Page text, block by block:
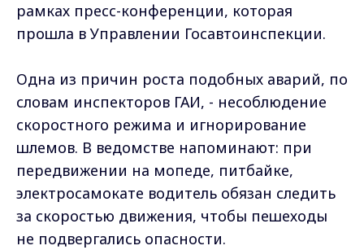
рамках пресс-конференции, которая
прошла в Управлении Госавтоинспекции.
Одна из причин роста подобных аварий, по
словам инспекторов ГАИ, - несоблюдение
скоростного режима и игнорирование
шлемов. В ведомстве напоминают: при
передвижении на мопеде, питбайке,
электросамокате водитель обязан следить
за скоростью движения, чтобы пешеходы
не подвергались опасности.